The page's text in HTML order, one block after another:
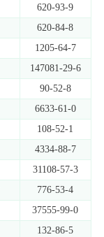
620-93-9
620-84-8
1205-64-7
147081-29-6
90-52-8
6633-61-0
108-52-1
4334-88-7
31108-57-3
776-53-4
37555-99-0
132-86-5